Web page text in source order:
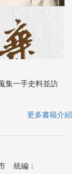
集一手史料並訪
更多書籍介紹
統編：